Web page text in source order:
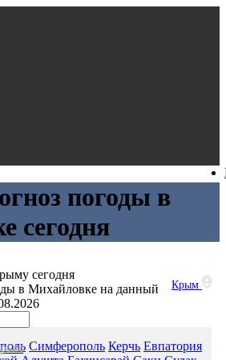
погоды в
сегодня
Крым
сегодня
в Михайловке на данный
Симферополь Керчь Евпатория